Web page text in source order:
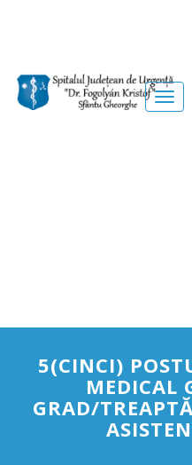
Meniu
5(CINCI)
MEDICAL
GRAD/